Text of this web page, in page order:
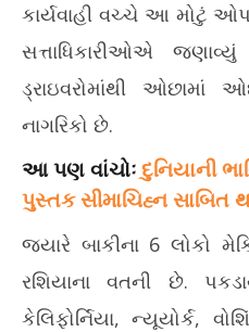
કાર્યવાહી વચ્ચે આ મોટું
સત્તાધિકારીઓએ
ડ્રાઇવરોમાંથી ઓછામાં
નાગરિકો છે.
આ પણ વાંચોઃદુનિયાની
પુસ્તક સીમાચિહ્ન
જ્યારે બાકીના 6 લોકો
રશિયાના વતની છે.
કેલિફોર્નિયા, ન્યૂયોર્ક,